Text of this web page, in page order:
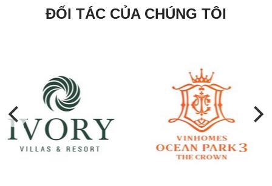
ĐỐI TÁC CỦA CHÚNG TÔI